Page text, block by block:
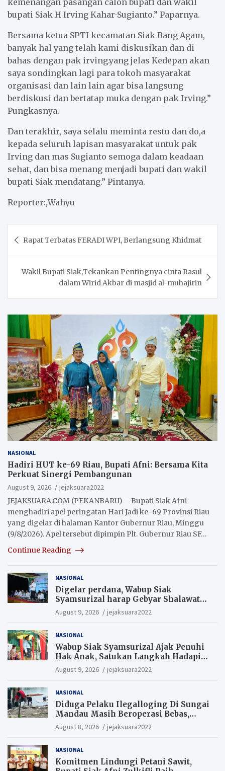
kemenangan pasangan calon bupati dan wakil
bupati Siak H Irving Kahar-Sugianto.” Paparnya.
Bersama ketua SPTI kecamatan Siak Bang Agam,
banyak hal yang telah kami diskusikan dan di
bahas dengan pak irving.yang jelas Kedepan akan
saya sondingkan lagi para tokoh masyarakat
organisasi dan lain lain agar bisa langsung
berdiskusi dan bertatap muka dengan pak Irving.”
Pungkasnya.
Dan terakhir, saya selalu meminta restu dan do,a
kepada seluruh lapisan masyarakat untuk pak
Irving dan mas Sugianto semoga dalam keadaan
sehat, dan bisa menang menjadi bupati dan wakil
bupati Siak mendatang.” Pintanya.
Reporter:,Wahyu
navigation
Rapat Terbatas FERADI WPI, Berlangsung Khidmat
Wakil Bupati Siak,Tekankan Pentingnya cinta Rasul
dalam Wirid Akbar di masjid al-muhajirin
NASIONAL
Hadiri HUT ke-69 Riau, Bupati Afni: Bersama Kita
Perkuat Sinergi Pembangunan
August 9, 2026
jejaksuara2022
JEJAKSUARA.COM (PEKANBARU) – Bupati Siak Afni
menghadiri apel peringatan Hari Jadi ke-69 Provinsi Riau
yang digelar di halaman Kantor Gubernur Riau, Minggu
(9/8/2026). Apel tersebut dipimpin Plt. Gubernur Riau SF…
Continue Reading
NASIONAL
Digelar perdana, Wabup Siak
Syamsurizal harap Gebyar Shalawat
bisa meningkatkan nilai keagamaan
ditengah-tengah masyarakat.
August 9, 2026 jejaksuara2022
NASIONAL
Wabup Siak Syamsurizal Ajak Penuhi
Hak Anak, Satukan Langkah Hadapi
Tantangan Daerah
August 9, 2026 jejaksuara2022
NASIONAL
Diduga Pelaku Ilegalloging Di Sungai
Mandau Masih Beroperasi Bebas,
Masyarakat Minta Aparat Penegak
Hukum Segera Tangkap Aktor Dan
August 8, 2026 jejaksuara2022
NASIONAL
Komitmen Lindungi Petani Sawit,